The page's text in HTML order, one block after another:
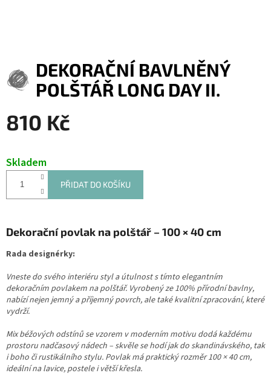
DEKORAČNÍ BAVLNĚNÝ
POLŠTÁŘ LONG DAY II.
810 Kč
Skladem
PŘIDAT DO KOŠÍKU
Dekorační povlak na polštář – 100 × 40 cm
Rada designérky:
Vneste do svého interiéru styl a útulnost s tímto elegantním
dekoračním povlakem na polštář. Vyrobený ze 100% přírodní bavlny,
nabízí nejen jemný a příjemný povrch, ale také kvalitní zpracování, které
vydrží.
Mix béžových odstínů se vzorem v moderním motivu dodá každému
prostoru nadčasový nádech – skvěle se hodí jak do skandinávského, tak
i boho či rustikálního stylu. Povlak má praktický rozměr 100 × 40 cm,
ideální na lavice, postele i větší křesla.